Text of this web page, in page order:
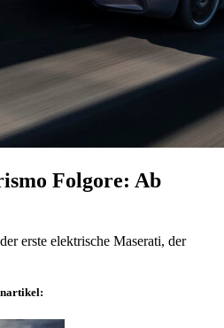
Folgore: Ab
erste elektrische Maserati, der